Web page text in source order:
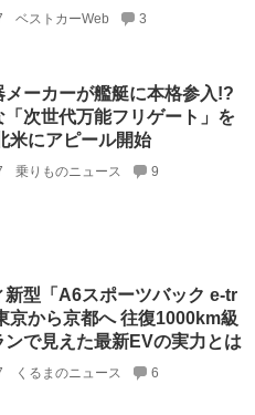
ベストカーWeb 3
メーカーが艦艇に本格参入!?
「次世代万能フリゲート」を
米にアピール開始
乗りものニュース 9
新型「A6スポーツバック e-tr
京から京都へ 往復1000km級
ンで見えた最新EVの実力とは
くるまのニュース 6